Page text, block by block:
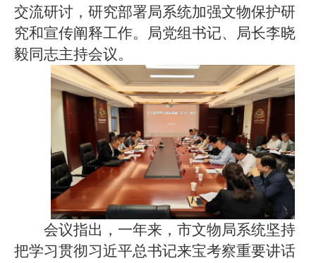
交流研讨，研究部署局系统加强文物保护研
究和宣传阐释工作。局党组书记、局长李晓
毅同志主持会议。
会议指出，一年来，市文物局系统坚持
把学习贯彻习近平总书记来宝考察重要讲话